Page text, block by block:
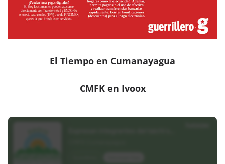
El Tiempo en Cumanayagua
CMFK en Ivoox